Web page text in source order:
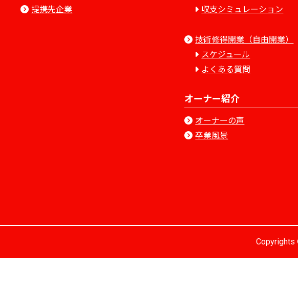
提携先企業
収支シミュレーション
技術修得開業（自由開業）
スケジュール
よくある質問
オーナー紹介
オーナーの声
卒業風景
Copyrights